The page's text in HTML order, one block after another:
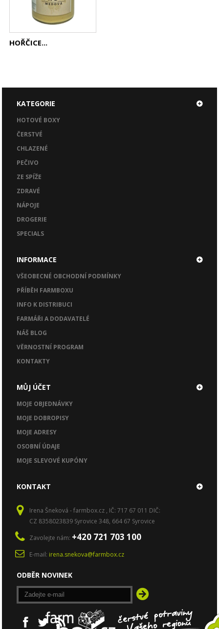
HOŘČICE...
KATEGORIE
HOTOVÉ BOXY
ČERSTVÉ
CHLAZENÉ
PEČIVO
ZE SPÍŽE
ZDRAVÉ
NÁPOJE
DROGERIE
SPECIALS
INFORMACE
VŠEOBECNÉ OBCHODNÍ PODMÍNKY
PŘÍBĚH FARMBOXU
INFO K DISTRIBUCI
FARMÁŘI A DODAVATELÉ
NÁŠ BLOG
VĚRNOSTNÍ PROGRAM
KONTAKTY
MŮJ ÚČET
MOJE OBJEDNÁVKY
MOJE DOBROPISY
MOJE ADRESY
OSOBNÍ ÚDAJE
MOJE SLEVOVÉ KUPÓNY
KONTAKT
Irena Šneková - farmbox.cz , IČ: 717 67 011 DIČ:
CZ 8358023839 Syrovice 348, 664 67 Syrovice
Zavolejte nám: +420 721 703 100
E-mail: irena.snekova@farmbox.cz
ODBĚR NOVINEK